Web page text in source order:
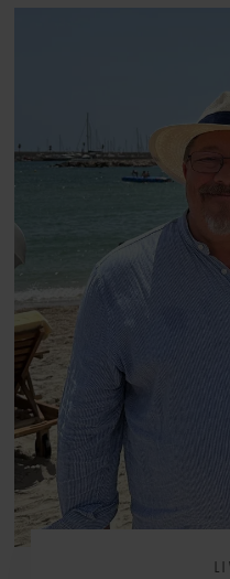
arv, angst,
at miste
livsglæde, han
på.